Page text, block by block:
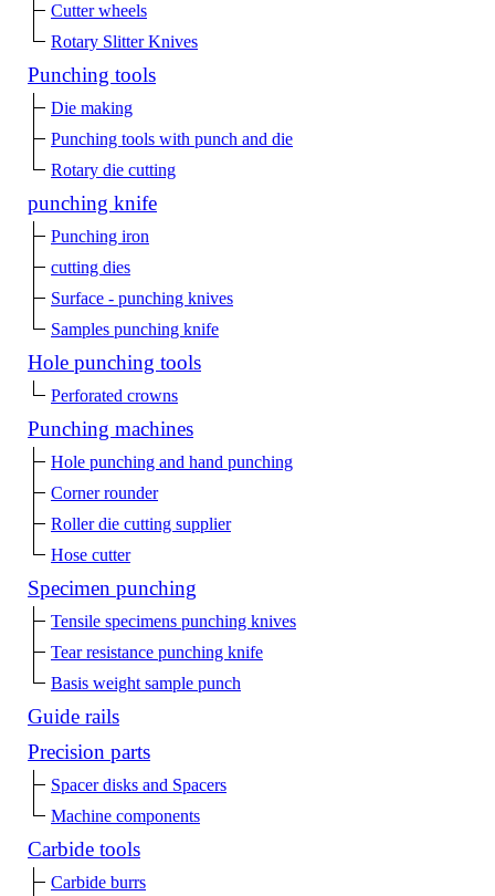
Cutter wheels
Rotary Slitter Knives
Punching tools
Die making
Punching tools with punch and die
Rotary die cutting
punching knife
Punching iron
cutting dies
Surface - punching knives
Samples punching knife
Hole punching tools
Perforated crowns
Punching machines
Hole punching and hand punching
Corner rounder
Roller die cutting supplier
Hose cutter
Specimen punching
Tensile specimens punching knives
Tear resistance punching knife
Basis weight sample punch
Guide rails
Precision parts
Spacer disks and Spacers
Machine components
Carbide tools
Carbide burrs